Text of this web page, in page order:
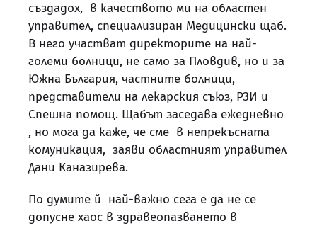
създадох, в качеството ми на областен
управител, специализиран Медицински щаб.
В него участват директорите на най-
големи болници, не само за Пловдив, но и за
Южна България, частните болници,
представители на лекарския съюз, РЗИ и
Спешна помощ. Щабът заседава ежедневно
, но мога да каже, че сме в непрекъсната
комуникация, заяви областният управител
Дани Каназирева.
По думите й най-важно сега е да не се
допусне хаос в здравеопазването в